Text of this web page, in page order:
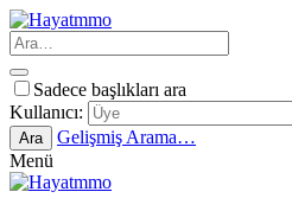
Sadece başlıkları ara
Kullanıcı:
Ara
Gelişmiş Arama…
Menü